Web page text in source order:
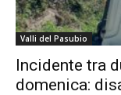
Valli del Pasubio
Incidente tra
domenica: